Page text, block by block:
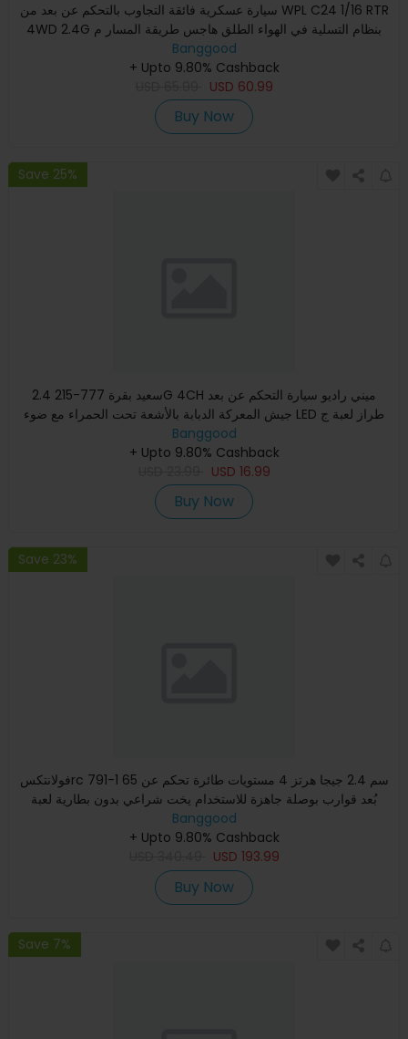
سيارة عسكرية فائقة التجاوب بالتحكم عن بعد من WPL C24 1/16 RTR
4WD 2.4G بنظام التسلية في الهواء الطلق هاجس طريقة المسار م
Banggood
+ Upto 9.80% Cashback
USD 60.99
Buy Now
Save 25%
سعيد بقرة 777-215 2.4G 4CH ميني راديو سيارة التحكم عن بعد
جيش المعركة الدبابة بالأشعة تحت الحمراء مع ضوء LED طراز لعبة ج
Banggood
+ Upto 9.80% Cashback
USD 16.99
Buy Now
Save 23%
فولانتكسrc 791-1 65 سم 2.4 جيجا هرتز 4 مستويات طائرة تحكم عن
بُعد قوارب بوصلة جاهزة للاستخدام يخت شراعي بدون بطارية لعبة
Banggood
+ Upto 9.80% Cashback
USD 193.99
Buy Now
Save 7%